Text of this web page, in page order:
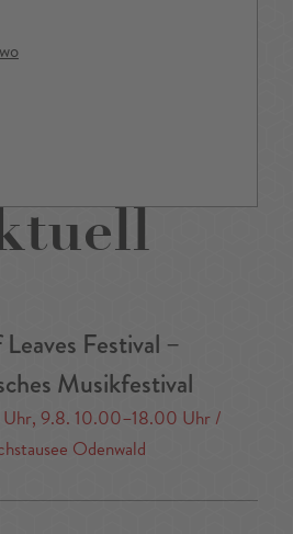
Festival –
Musikfestival
9.8. 10.00–18.00 Uhr /
Odenwald